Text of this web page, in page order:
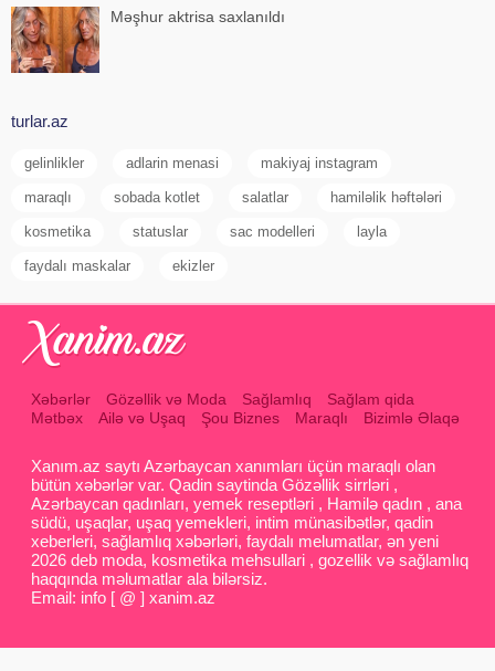
Məşhur aktrisa saxlanıldı
turlar.az
gelinlikler adlarin menasi makiyaj instagram
maraqlı sobada kotlet salatlar hamiləlik həftələri
kosmetika statuslar sac modelleri layla
faydalı maskalar ekizler
Xəbərlər Gözəllik və Moda Sağlamlıq
Sağlam qida
Mətbəx
Ailə və Uşaq Şou Biznes Maraqlı Bizimlə Əlaqə
Xanım.az saytı Azərbaycan xanımları üçün maraqlı olan
bütün xəbərlər var. Qadin saytinda Gözəllik sirrləri ,
Azərbaycan qadınları, yemek reseptləri , Hamilə qadın , ana
südü, uşaqlar, uşaq yemekleri, intim münasibətlər, qadin
xeberleri, sağlamlıq xəbərləri, faydalı melumatlar, ən yeni
2026 deb moda, kosmetika mehsullari , gozellik və sağlamlıq
haqqında məlumatlar ala bilərsiz.
Email: info [ @ ] xanim.az